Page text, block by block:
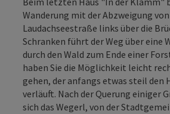
Wanderung mit der Abzweigung
Laudachseestraße links über die
Schranken führt der Weg über eine
durch den Wald zum Ende einer
haben Sie die Möglichkeit leicht
gehen, der anfangs etwas steil den
verläuft. Nach der Querung einiger
sich das Wegerl, von der